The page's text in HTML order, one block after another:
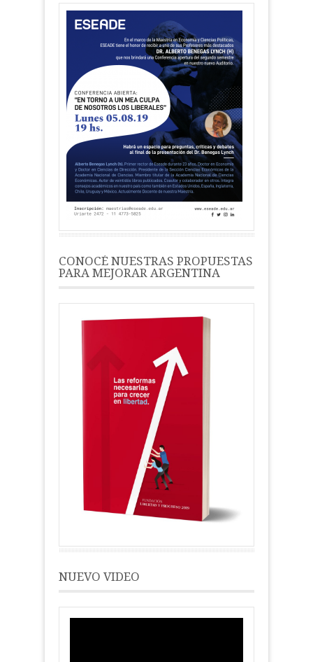
CONOCÉ NUESTRAS PROPUESTAS
PARA MEJORAR ARGENTINA
NUEVO VIDEO